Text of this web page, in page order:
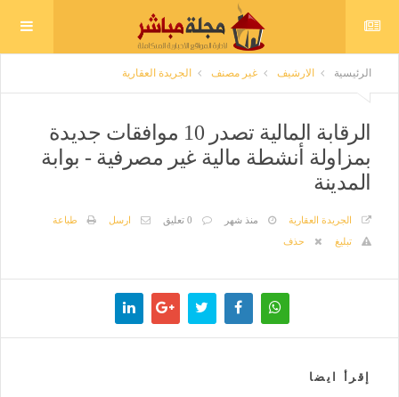
الرئيسية الارشيف غير مصنف الجريدة العقارية
الرقابة المالية تصدر 10 موافقات جديدة
بمزاولة أنشطة مالية غير مصرفية - بوابة
المدينة
الجريدة العقارية منذ شهر 0 تعليق ارسل
طباعة
تبليغ
حذف
إقرأ ايضا